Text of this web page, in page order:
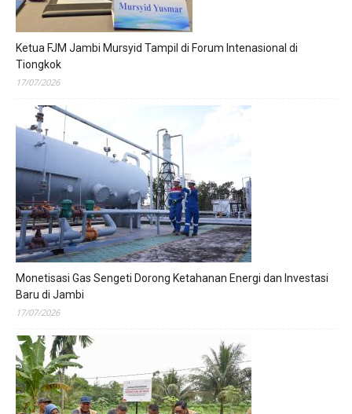
Ketua FJM Jambi Mursyid Tampil di Forum Intenasional di
Tiongkok
17/07/2026
Monetisasi Gas Sengeti Dorong Ketahanan Energi dan Investasi
Baru di Jambi
17/07/2026